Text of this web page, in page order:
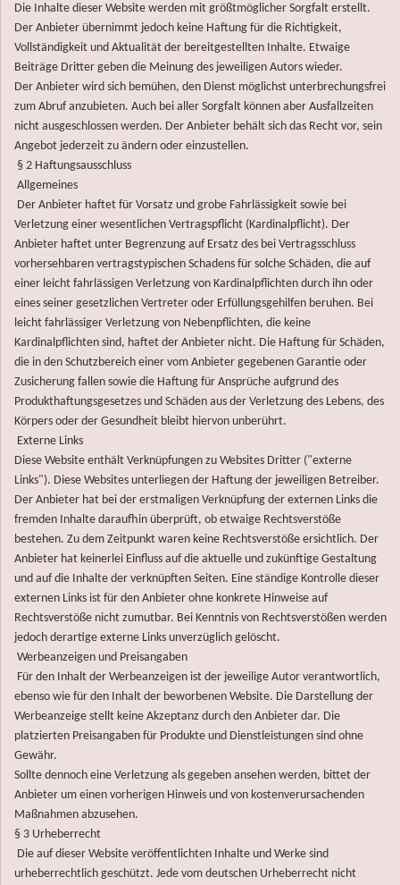
Die Inhalte dieser Website werden mit größtmöglicher Sorgfalt erstellt.
Der Anbieter übernimmt jedoch keine Haftung für die Richtigkeit,
Vollständigkeit und Aktualität der bereitgestellten Inhalte. Etwaige
Beiträge Dritter geben die Meinung des jeweiligen Autors wieder.
Der Anbieter wird sich bemühen, den Dienst möglichst unterbrechungsfrei
zum Abruf anzubieten. Auch bei aller Sorgfalt können aber Ausfallzeiten
nicht ausgeschlossen werden. Der Anbieter behält sich das Recht vor, sein
Angebot jederzeit zu ändern oder einzustellen.
§ 2 Haftungsausschluss
Allgemeines
Der Anbieter haftet für Vorsatz und grobe Fahrlässigkeit sowie bei
Verletzung einer wesentlichen Vertragspflicht (Kardinalpflicht). Der
Anbieter haftet unter Begrenzung auf Ersatz des bei Vertragsschluss
vorhersehbaren vertragstypischen Schadens für solche Schäden, die auf
einer leicht fahrlässigen Verletzung von Kardinalpflichten durch ihn oder
eines seiner gesetzlichen Vertreter oder Erfüllungsgehilfen beruhen. Bei
leicht fahrlässiger Verletzung von Nebenpflichten, die keine
Kardinalpflichten sind, haftet der Anbieter nicht. Die Haftung für Schäden,
die in den Schutzbereich einer vom Anbieter gegebenen Garantie oder
Zusicherung fallen sowie die Haftung für Ansprüche aufgrund des
Produkthaftungsgesetzes und Schäden aus der Verletzung des Lebens, des
Körpers oder der Gesundheit bleibt hiervon unberührt.
Externe Links
Diese Website enthält Verknüpfungen zu Websites Dritter ("externe
Links"). Diese Websites unterliegen der Haftung der jeweiligen Betreiber.
Der Anbieter hat bei der erstmaligen Verknüpfung der externen Links die
fremden Inhalte daraufhin überprüft, ob etwaige Rechtsverstöße
bestehen. Zu dem Zeitpunkt waren keine Rechtsverstöße ersichtlich. Der
Anbieter hat keinerlei Einfluss auf die aktuelle und zukünftige Gestaltung
und auf die Inhalte der verknüpften Seiten. Eine ständige Kontrolle dieser
externen Links ist für den Anbieter ohne konkrete Hinweise auf
Rechtsverstöße nicht zumutbar. Bei Kenntnis von Rechtsverstößen werden
jedoch derartige externe Links unverzüglich gelöscht.
Werbeanzeigen und Preisangaben
Für den Inhalt der Werbeanzeigen ist der jeweilige Autor verantwortlich,
ebenso wie für den Inhalt der beworbenen Website. Die Darstellung der
Werbeanzeige stellt keine Akzeptanz durch den Anbieter dar. Die
platzierten Preisangaben für Produkte und Dienstleistungen sind ohne
Gewähr.
Sollte dennoch eine Verletzung als gegeben ansehen werden, bittet der
Anbieter um einen vorherigen Hinweis und von kostenverursachenden
Maßnahmen abzusehen.
§ 3 Urheberrecht
Die auf dieser Website veröffentlichten Inhalte und Werke sind
urheberrechtlich geschützt. Jede vom deutschen Urheberrecht nicht